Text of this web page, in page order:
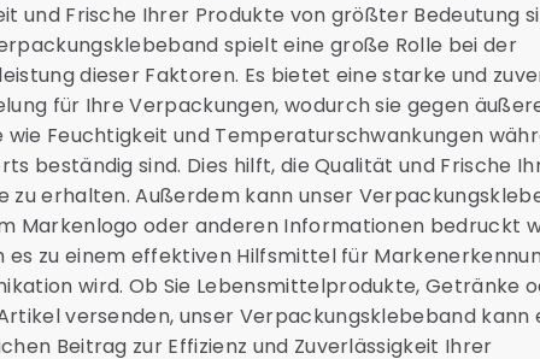
und Frische Ihrer Produkte von größter Bedeutung
spielt eine große Rolle bei der
dieser Faktoren. Es bietet eine starke und
für Ihre Verpackungen, wodurch sie gegen
wie Feuchtigkeit und Temperaturschwankungen
beständig sind. Dies hilft, die Qualität und Frische
zu erhalten. Außerdem kann unser
Markenlogo oder anderen Informationen bedruckt
es zu einem effektiven Hilfsmittel für
wird. Ob Sie Lebensmittelprodukte, Getränke
versenden, unser Verpackungsklebeband kann
Beitrag zur Effizienz und Zuverlässigkeit Ihrer